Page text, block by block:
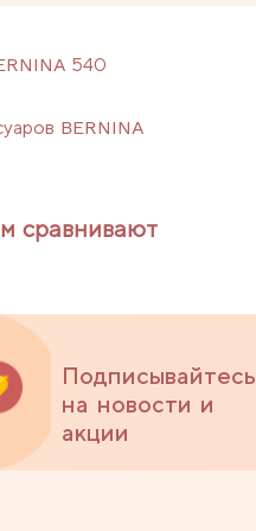
540
BERNINA
сравнивают
Подписывайтесь
на новости и
акции